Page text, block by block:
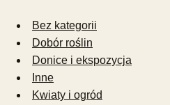
Bez kategorii
Dobór roślin
Donice i ekspozycja
Inne
Kwiaty i ogród